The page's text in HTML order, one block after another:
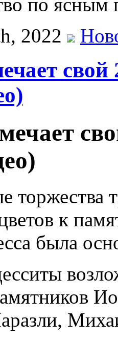
по ясным
2022
торжества
к
была